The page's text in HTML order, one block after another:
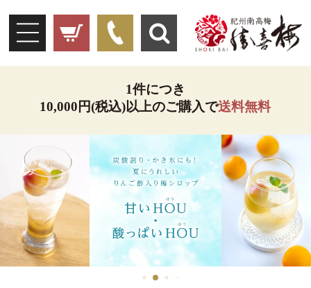
1件につき
10,000円(税込)以上のご購入で送料無料